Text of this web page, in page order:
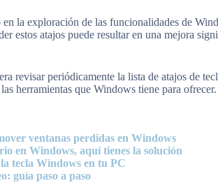
la exploración de las funcionalidades de
estos atajos puede resultar en una mejora
revisar periódicamente la lista de atajos de
herramientas que Windows tiene para ofrecer.
ventanas perdidas en Windows
en Windows, aquí tienes la solución
tecla Windows en tu PC
guía paso a paso